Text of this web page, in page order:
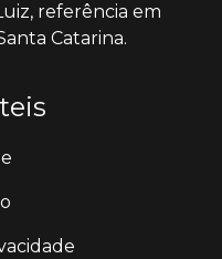
referência em
Catarina.